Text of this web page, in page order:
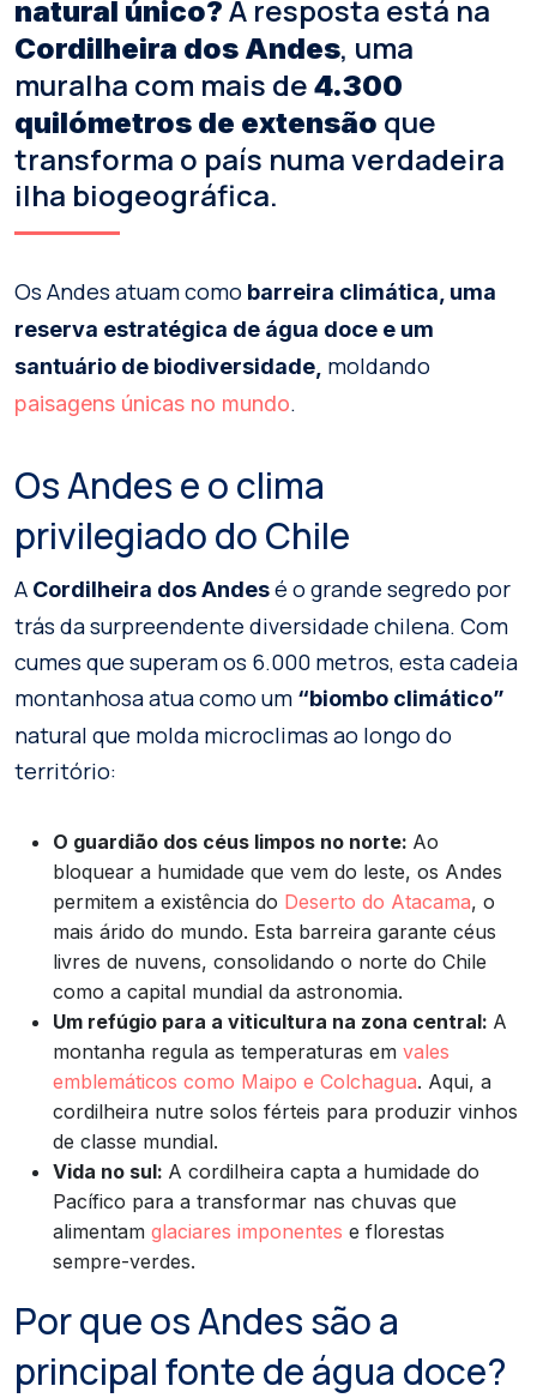
natural único? A resposta está na
Cordilheira dos Andes, uma
muralha com mais de 4.300
quilómetros de extensão que
transforma o país numa verdadeira
ilha biogeográfica.
Os Andes atuam como barreira climática, uma
reserva estratégica de água doce e um
santuário de biodiversidade, moldando
paisagens únicas no mundo.
Os Andes e o clima
privilegiado do Chile
A Cordilheira dos Andesé o grande segredo por
trás da surpreendente diversidade chilena. Com
cumes que superam os 6.000 metros, esta cadeia
montanhosa atua como um “biombo climático”
natural que molda microclimas ao longo do
território:
O guardião dos céus limpos no norte: Ao
bloquear a humidade que vem do leste, os Andes
permitem a existência do Deserto do Atacama, o
mais árido do mundo. Esta barreira garante céus
livres de nuvens, consolidando o norte do Chile
como a capital mundial da astronomia.
Um refúgio para a viticultura na zona central: A
montanha regula as temperaturas em vales
emblemáticos como Maipo e Colchagua. Aqui, a
cordilheira nutre solos férteis para produzir vinhos
de classe mundial.
Vida no sul: A cordilheira capta a humidade do
Pacífico para a transformar nas chuvas que
alimentam glaciares imponentes e florestas
sempre-verdes.
Por que os Andes são a
principal fonte de água doce?